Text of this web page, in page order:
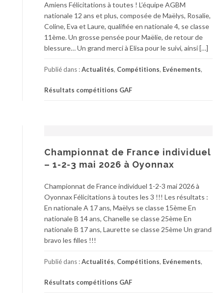
Amiens Félicitations à toutes ! L’équipe AGBM
nationale 12 ans et plus, composée de Maëlys, Rosalie,
Coline, Eva et Laure, qualifiée en nationale 4, se classe
11ème. Un grosse pensée pour Maëlie, de retour de
blessure… Un grand merci à Elisa pour le suivi, ainsi […]
Publié dans :Actualités, Compétitions, Evénements,
Résultats compétitions GAF
Championnat de France individuel
– 1-2-3 mai 2026 à Oyonnax
Championnat de France individuel 1-2-3 mai 2026 à
Oyonnax Félicitations à toutes les 3 !!! Les résultats :
En nationale A 17 ans, Maëlys se classe 15ème En
nationale B 14 ans, Chanelle se classe 25ème En
nationale B 17 ans, Laurette se classe 25ème Un grand
bravo les filles !!!
Publié dans :Actualités, Compétitions, Evénements,
Résultats compétitions GAF